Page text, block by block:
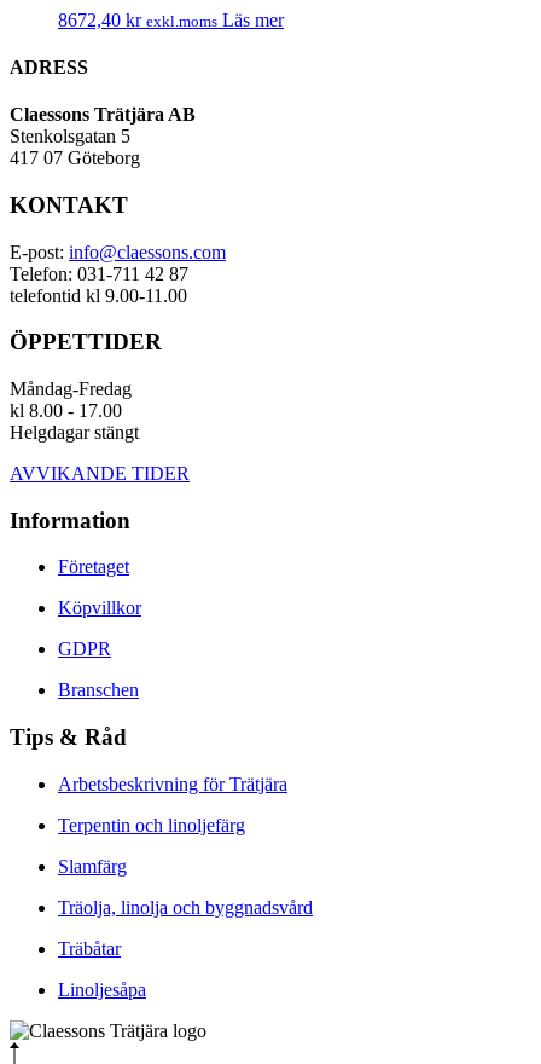
8672,40 kr exkl.moms Läs mer
ADRESS
Claessons Trätjära AB
Stenkolsgatan 5
417 07 Göteborg
KONTAKT
E-post: info@claessons.com
Telefon: 031-711 42 87
telefontid kl 9.00-11.00
ÖPPETTIDER
Måndag-Fredag
kl 8.00 - 17.00
Helgdagar stängt
AVVIKANDE TIDER
Information
Företaget
Köpvillkor
GDPR
Branschen
Tips & Råd
Arbetsbeskrivning för Trätjära
Terpentin och linoljefärg
Slamfärg
Träolja, linolja och byggnadsvård
Träbåtar
Linoljesåpa